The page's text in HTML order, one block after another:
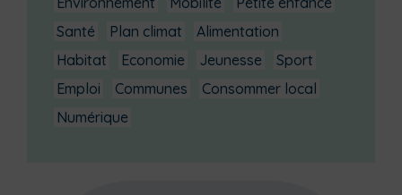
Santé
Plan climat
Alimentation
Habitat
Economie Jeunesse
Sport
Emploi
Communes
Consommer local
Numérique